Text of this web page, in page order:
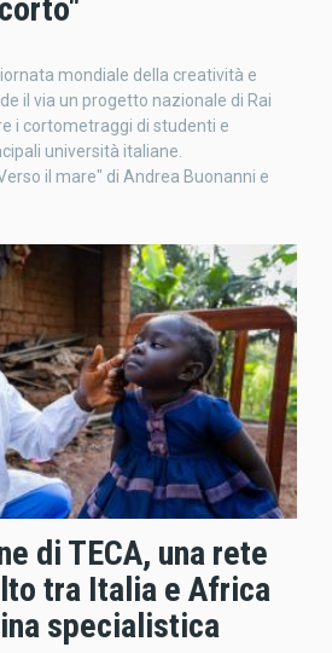
mondiale della creatività e
il via un progetto nazionale di Rai
i cortometraggi di studenti e
università italiane.
il mare" di Andrea Buonanni e
di TECA, una rete
tra Italia e Africa
specialistica